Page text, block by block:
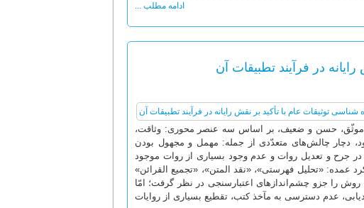
ادامه مطلب ...
در فرآیند تطبیقات آن
موثّق، حسن و ضعیف، بر اساس سه عنصر محوری: وثاقت،
دچار چالش‌های متعدّدی از جمله: مهمل و مجهول بودن
در جرح و تعدیل روات و عدم وجود بسیاری از روات موجود
عمده: «تحلیل فهرستی»، «نقد المتن»، «تجمیع القرائن»
را جزو چشم‌اندازهای اعتبارسنجی در نظر گرفت؛ امّا
عدم دسترسی به مآخذ کتب، تقطیع بسیاری از روایات